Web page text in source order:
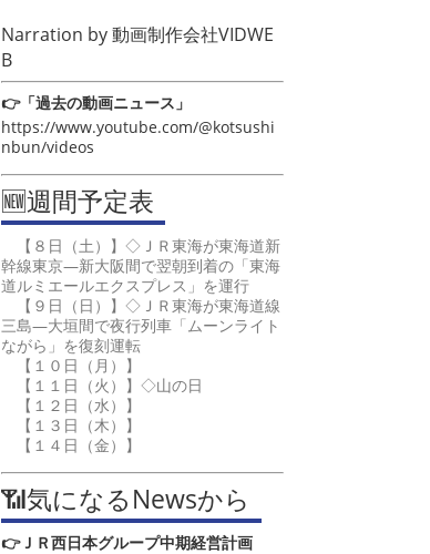
Narration by動画制作会社VIDWE
B
👉「過去の動画ニュース」
https://www.youtube.com/@kotsushi
nbun/videos
🆕週間予定表
【８日（土）】◇ＪＲ東海が東海道新
幹線東京―新大阪間で翌朝到着の「東海
道ルミエールエクスプレス」を運行
【９日（日）】◇ＪＲ東海が東海道線
三島―大垣間で夜行列車「ムーンライト
ながら」を復刻運転
【１０日（月）】
【１１日（火）】◇山の日
【１２日（水）】
【１３日（木）】
【１４日（金）】
📶気になるNewsから
👉ＪＲ西日本グループ中期経営計画